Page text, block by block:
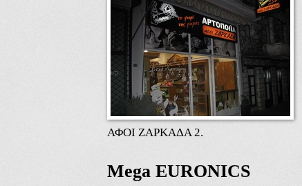
ΑΦΟΙ ΖΑΡΚΑΔΑ 2.
Mega EURONICS